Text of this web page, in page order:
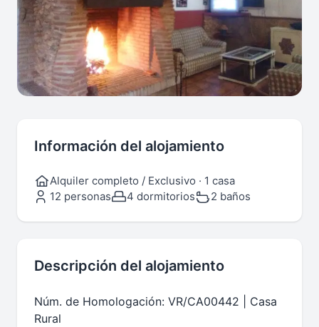
Información del alojamiento
Alquiler completo / Exclusivo · 1 casa
12 personas
4 dormitorios 2 baños
Descripción del alojamiento
Núm. de Homologación: VR/CA00442 | Casa
Rural